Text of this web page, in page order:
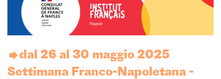
DELF Prim
Risultati
MEDIATECA
Culturethèque, biblioteca
digitale
​dal 26 al 30 maggio 2025
Settimana Franco-Napoletana -